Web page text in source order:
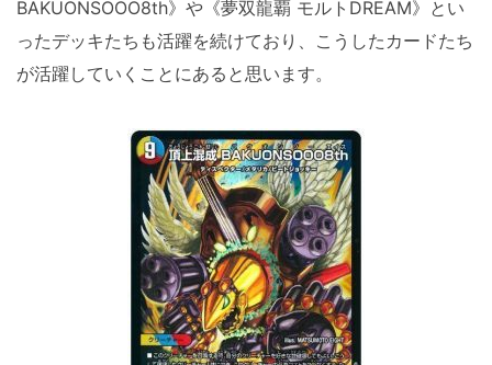
BAKUONSOOO8th》や《夢双龍覇 モルトDREAM》とい
ったデッキたちも活躍を続けており、こうしたカードたち
が活躍していくことにあると思います。